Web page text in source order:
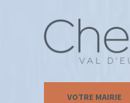
VOTRE MAIRIE